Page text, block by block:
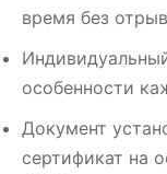
время без
особенности
Документ
сертификат на